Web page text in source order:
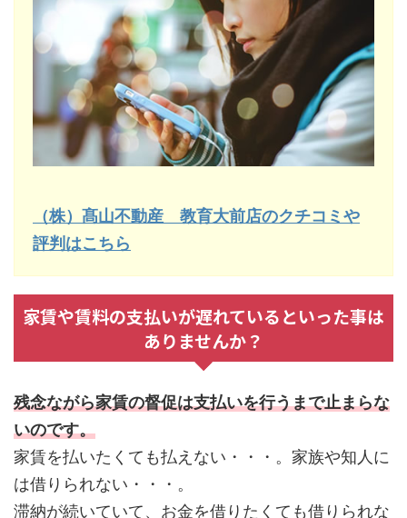
（株）髙山不動産 教育大前店のクチコミや
評判はこちら
家賃や賃料の支払いが遅れているといった事は
ありませんか？
残念ながら家賃の督促は支払いを行うまで止まらな
いのです。
家賃を払いたくても払えない・・・。家族や知人に
は借りられない・・・。
滞納が続いていて、お金を借りたくても借りられな